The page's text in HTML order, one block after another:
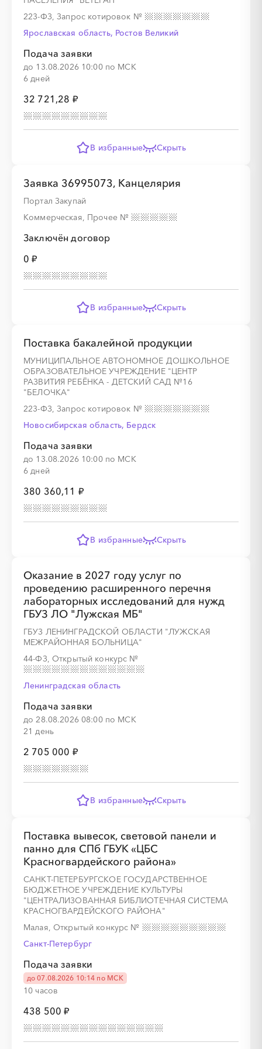
223-ФЗ, Запрос котировок №
Ярославская область, Ростов Великий
Подача заявки
до 13.08.2026 10:00 по МСК
6 дней
32 721,28 ₽
В избранные Скрыть
Заявка 36995073, Канцелярия
Портал Закупай
Коммерческая, Прочее №
Заключён договор
0 ₽
В избранные Скрыть
Поставка бакалейной продукции
МУНИЦИПАЛЬНОЕ АВТОНОМНОЕ ДОШКОЛЬНОЕ
ОБРАЗОВАТЕЛЬНОЕ УЧРЕЖДЕНИЕ "ЦЕНТР
РАЗВИТИЯ РЕБЁНКА - ДЕТСКИЙ САД №16
"БЕЛОЧКА"
223-ФЗ, Запрос котировок №
Новосибирская область, Бердск
Подача заявки
до 13.08.2026 10:00 по МСК
6 дней
380 360,11 ₽
В избранные Скрыть
Оказание в 2027 году услуг по
проведению расширенного перечня
лабораторных исследований для нужд
ГБУЗ ЛО "Лужская МБ"
ГБУЗ ЛЕНИНГРАДСКОЙ ОБЛАСТИ "ЛУЖСКАЯ
МЕЖРАЙОННАЯ БОЛЬНИЦА"
44-ФЗ, Открытый конкурс №
Ленинградская область
Подача заявки
до 28.08.2026 08:00 по МСК
21 день
2 705 000 ₽
В избранные Скрыть
Поставка вывесок, световой панели и
панно для СПб ГБУК «ЦБС
Красногвардейского района»
САНКТ-ПЕТЕРБУРГСКОЕ ГОСУДАРСТВЕННОЕ
БЮДЖЕТНОЕ УЧРЕЖДЕНИЕ КУЛЬТУРЫ
"ЦЕНТРАЛИЗОВАННАЯ БИБЛИОТЕЧНАЯ СИСТЕМА
КРАСНОГВАРДЕЙСКОГО РАЙОНА"
Малая, Открытый конкурс №
Санкт-Петербург
Подача заявки
до 07.08.2026 10:14 по МСК
10 часов
438 500 ₽